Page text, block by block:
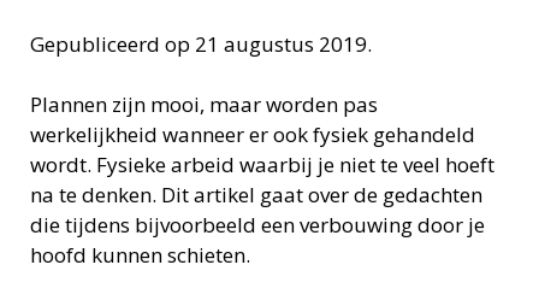
Gepubliceerd op 21 augustus 2019.
Plannen zijn mooi, maar worden pas
werkelijkheid wanneer er ook fysiek gehandeld
wordt. Fysieke arbeid waarbij je niet te veel hoeft
na te denken. Dit artikel gaat over de gedachten
die tijdens bijvoorbeeld een verbouwing door je
hoofd kunnen schieten.